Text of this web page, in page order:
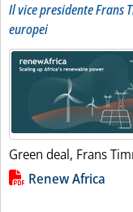
Il vice presidente Frans
europei
Green deal, Frans
Lista allegati
Renew Africa